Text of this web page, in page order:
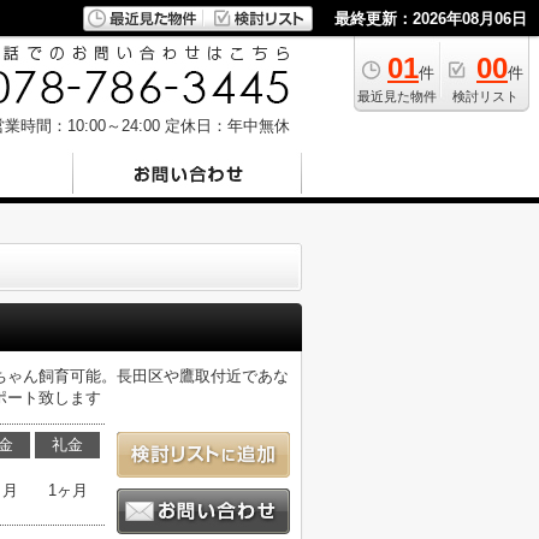
最終更新：2026年08月06日
01件
最近見た物件
00件
検討リスト
業時間：10:00～24:00 定休日：年中無休
ん飼育可能。長田区や鷹取付近であな
ート致します
礼金
1ヶ月